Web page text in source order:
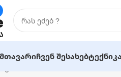
ᲛთავარიᲩვენ ᲨესახებᲢექნიკა